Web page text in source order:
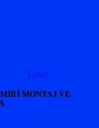
Genel
MONTAJ VE